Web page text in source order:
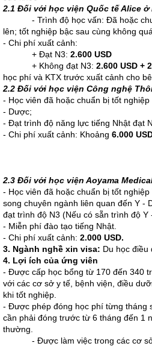
2.1 Đối với học viện Quốc tế Alice ở
- Trình độ học vấn: Đã hoặc
lên; tốt nghiệp bậc sau cùng không
- Chi phí xuất cảnh:
+ Đạt N3: 2.600 USD
+ Không đạt N3: 2.600 USD +
học phí và KTX trước xuất cảnh cho
2.2 Đối với học viện Công nghệ
- Học viên đã hoặc chuẩn bị tốt
- Dược;
- Đạt trình độ năng lực tiếng Nhật đạt
- Chi phí xuất cảnh: Khoảng 6.000
2.3 Đối với học viện Aoyama
- Học viên đã hoặc chuẩn bị tốt
song chuyên ngành liên quan đến Y -
đạt trình độ N3 (Nếu có sẵn trình độ Y
- Miễn phí đào tạo tiếng Nhật.
- Chi phí xuất cảnh: 2.000 USD.
3. Ngành nghề xin visa: Du học điều
4. Lợi ích của ứng viên
- Được cấp học bổng từ 170 đến 340
với các cơ sở y tế, bệnh viện, điều
khi tốt nghiệp.
- Được phép đóng học phí từng tháng
cần phải đóng trước từ 6 tháng đến 1
thường.
- Được làm việc trong các cơ sở